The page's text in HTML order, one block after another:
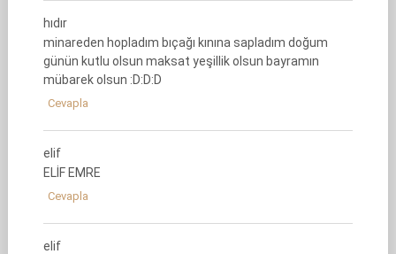
hıdır
minareden hopladım bıçağı kınına sapladım doğum
günün kutlu olsun maksat yeşillik olsun bayramın
mübarek olsun :D:D:D
Cevapla
elif
ELİF EMRE
Cevapla
elif